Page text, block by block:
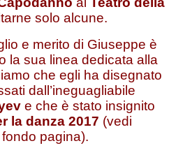
solo alcune.
e merito di Giuseppe è
la sua linea dedicata alla
che egli ha disegnato
dall’ineguagliabile
e che è stato insignito
la danza 2017 (vedi
pagina).